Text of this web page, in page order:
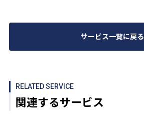
サービス一覧に戻る
RELATED SERVICE
関連するサービス